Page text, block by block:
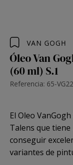
VAN GOGH
Óleo Van
(60 ml) S.1
Referencia: 65-
El Oleo
Talens que
conseguir
variantes de